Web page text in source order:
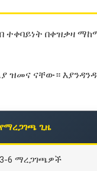
በቀዝቃዛ
ዝመና ናቸው።
የማረጋገጫ ጊዜ
3-6 ማረጋገጫዎች